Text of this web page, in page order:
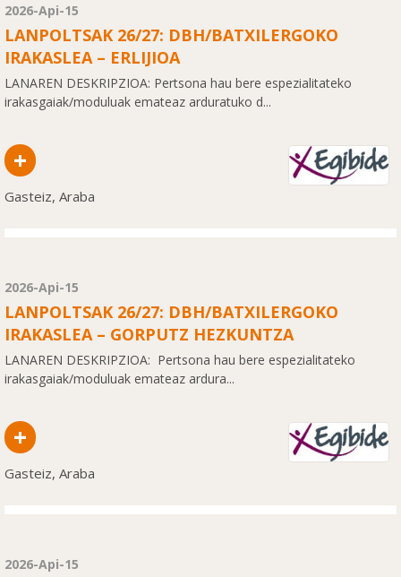
2026-Api-15
LANPOLTSAK 26/27: DBH/BATXILERGOKO
IRAKASLEA – ERLIJIOA
LANAREN DESKRIPZIOA: Pertsona hau bere espezialitateko
irakasgaiak/moduluak emateaz arduratuko d...
+
Gasteiz, Araba
2026-Api-15
LANPOLTSAK 26/27: DBH/BATXILERGOKO
IRAKASLEA – GORPUTZ HEZKUNTZA
LANAREN DESKRIPZIOA: Pertsona hau bere espezialitateko
irakasgaiak/moduluak emateaz ardura...
+
Gasteiz, Araba
2026-Api-15